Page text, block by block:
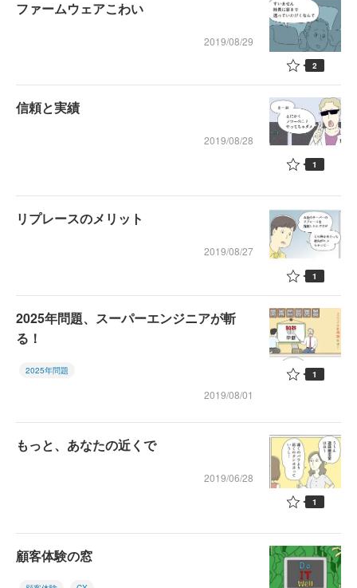
ファームウェアこわい
2019/08/29
2
信頼と実績
2019/08/28
1
リプレースのメリット
2019/08/27
1
2025年問題、スーパーエンジニアが斬
る！
2025年問題
2019/08/01
1
もっと、あなたの近くで
2019/06/28
1
顧客体験の窓